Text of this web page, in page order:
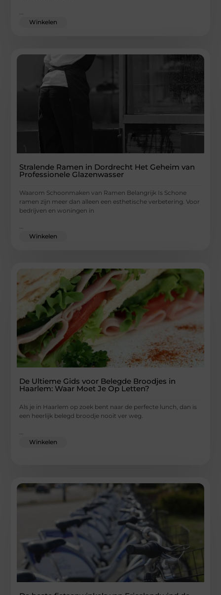
Winkelen
Stralende Ramen in Dordrecht Het Geheim van
Professionele Glazenwasser
Waarom Schoonmaken van Ramen Belangrijk Is Schone
ramen zijn meer dan alleen een esthetische verbetering. Voor
bedrijven en woningen in
...
Winkelen
De Ultieme Gids voor Belegde Broodjes in
Haarlem: Waar Moet Je Op Letten?
Als je in Haarlem op zoek bent naar de perfecte lunch, dan is
een heerlijk belegd broodje nooit ver weg.
Winkelen